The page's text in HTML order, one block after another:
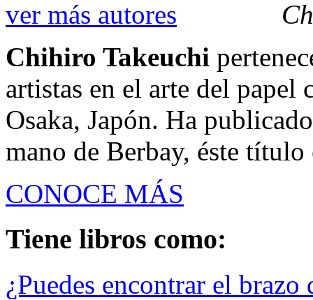
ver más autores
Chihiro Takeuchi
artistas en el arte del
Osaka, Japón. Ha
mano de Berbay, éste título
CONOCE MÁS
Tiene libros como:
¿Puedes encontrar el